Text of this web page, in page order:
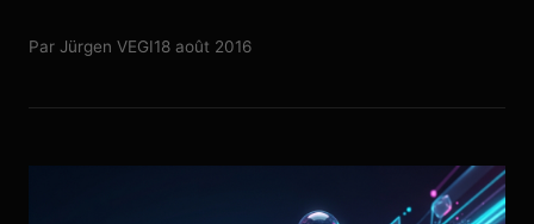
Par Jürgen VEGI18 août 2016